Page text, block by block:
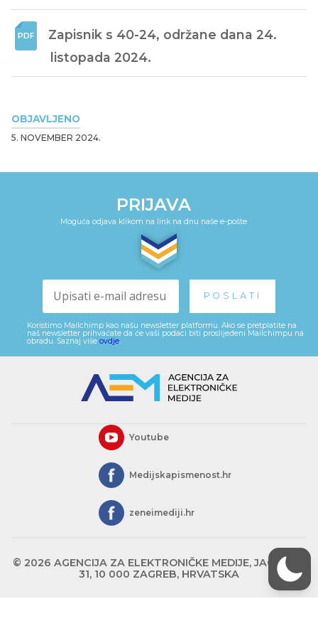
OBJAVLJENO
5. NOVEMBER 2024.
Zapisnik s 40-24, održane dana 24.
listopada 2024.
PRIJAVA
Moguća odjava klikom na link na dnu naše e-pošte
Koristimo Mailchimp kao našu newsletter platformu. Ako se pretplatite na
naš newsletter prihvaćate da će vaši podaci biti proslijeđeni Mailchimpu na
obradu. Saznaj više ovdje
Youtube
Medijskapismenost.hr
zeneimediji.hr
© 2026 AGENCIJA ZA ELEKTRONIČKE MEDIJE, JAGIĆEVA
31, 10 000 ZAGREB, HRVATSKA